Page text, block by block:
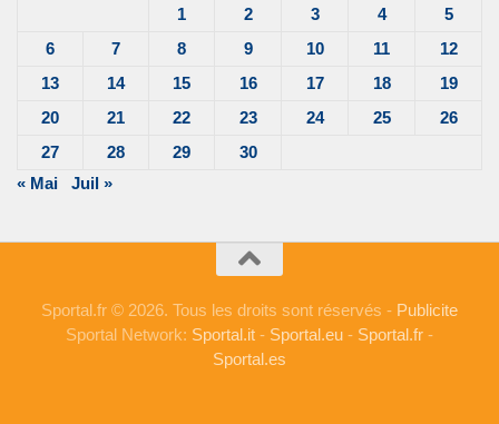
1
2 3 4
5
6
7 8 9 10 11
12
13
14 15 16 17 18
19
20
21 22 23 24 25
26
27
28 29
30
« Mai
Juil »
Sportal.fr © 2026. Tous les droits sont réservés - Publicite
Sportal Network: Sportal.it - Sportal.eu - Sportal.fr -
Sportal.es